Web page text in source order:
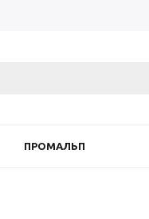
ПРОМАЛЬП